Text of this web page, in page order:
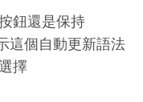
鈕還是保持
這個自動更新語法
擇